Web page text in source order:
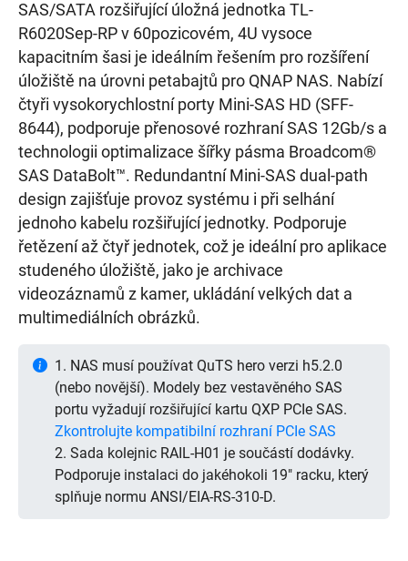
SAS/SATA rozšiřující úložná jednotka TL-
R6020Sep-RP v 60pozicovém, 4U vysoce
kapacitním šasi je ideálním řešením pro rozšíření
úložiště na úrovni petabajtů pro QNAP NAS. Nabízí
čtyři vysokorychlostní porty Mini-SAS HD (SFF-
8644), podporuje přenosové rozhraní SAS 12Gb/s a
technologii optimalizace šířky pásma Broadcom®
SAS DataBolt™. Redundantní Mini-SAS dual-path
design zajišťuje provoz systému i při selhání
jednoho kabelu rozšiřující jednotky. Podporuje
řetězení až čtyř jednotek, což je ideální pro aplikace
studeného úložiště, jako je archivace
videozáznamů z kamer, ukládání velkých dat a
multimediálních obrázků.
1. NAS musí používat QuTS hero verzi h5.2.0
(nebo novější). Modely bez vestavěného SAS
portu vyžadují rozšiřující kartu QXP PCIe SAS.
Zkontrolujte kompatibilní rozhraní PCIe SAS
2. Sada kolejnic RAIL-H01 je součástí dodávky.
Podporuje instalaci do jakéhokoli 19" racku, který
splňuje normu ANSI/EIA-RS-310-D.